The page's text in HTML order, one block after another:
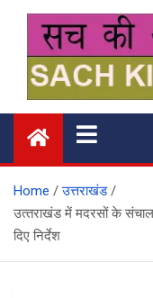
content
सच की
Home
उत्तराखंड
उत्‍तराखंड में मदरसों के
दिए निर्देश